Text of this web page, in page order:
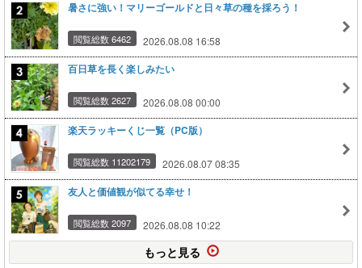
暑さに強い！マリーゴールドと日々草の種を採ろう！
閲覧総数 6462 2026.08.08 16:58
百日草を長く楽しみたい
閲覧総数 2627 2026.08.08 00:00
楽天ラッキーくじ一覧（PC版）
閲覧総数 11202179 2026.08.07 08:35
友人と価値観が似てる幸せ！
閲覧総数 2097 2026.08.08 10:22
もっと見る